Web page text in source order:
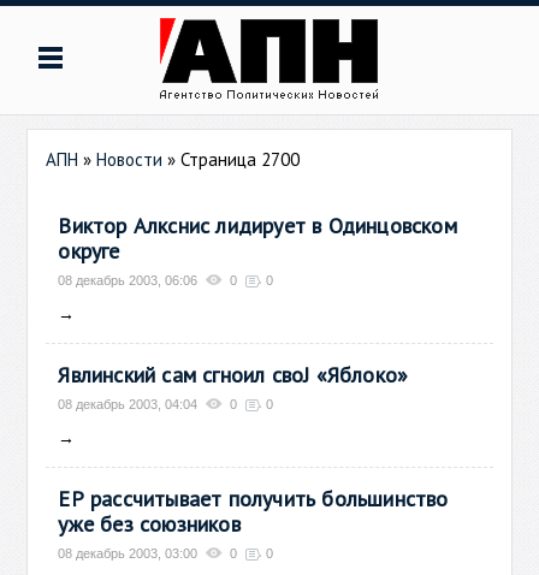
АПН »Новости » Страница 2700
Виктор Алкснис лидирует в Одинцовском
округе
08 декабрь 2003, 06:06 0 0
→
Явлинский сам сгноил своЈ «Яблоко»
08 декабрь 2003, 04:04 0 0
→
ЕР рассчитывает получить большинство
уже без союзников
08 декабрь 2003, 03:00 0 0